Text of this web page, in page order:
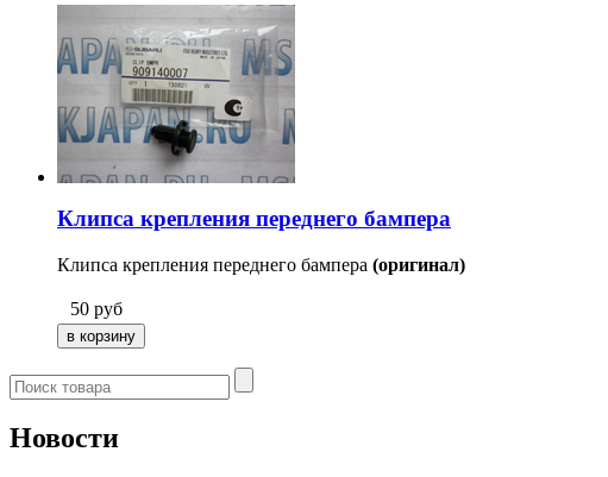
Клипса крепления переднего бампера
Клипса крепления переднего бампера (оригинал)
50 руб
Новости